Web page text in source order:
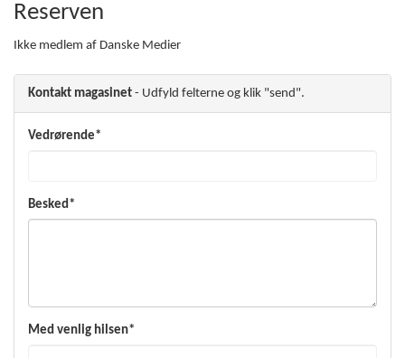
Reserven
Ikke medlem af Danske Medier
Kontakt magasinet - Udfyld felterne og klik "send".
Vedrørende*
Besked*
Med venlig hilsen*